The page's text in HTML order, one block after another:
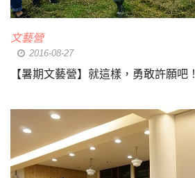
文藝營
2016-08-27
【暑期文藝營】就這樣，勇敢許願吧！